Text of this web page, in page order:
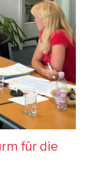
für die